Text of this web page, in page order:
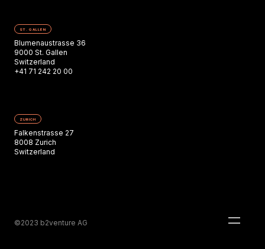
ST. GALLEN
Blumenaustrasse 36
9000 St. Gallen
Switzerland
+41 71 242 20 00
ZURICH
Falkenstrasse 27
8008 Zurich
Switzerland
©2023 b2venture AG